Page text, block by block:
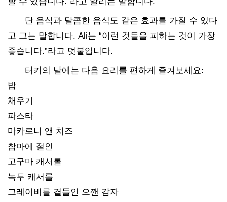
단 음식과 달콤한 음식도 같은 효과를 가질 수 있다
고 그는 말합니다. Ali는 “이런 것들을 피하는 것이 가장
좋습니다.”라고 덧붙입니다.
터키의 날에는 다음 요리를 편하게 즐겨보세요:
밥
채우기
파스타
마카로니 앤 치즈
참마에 절인
고구마 캐서롤
녹두 캐서롤
그레이비를 곁들인 으깬 감자